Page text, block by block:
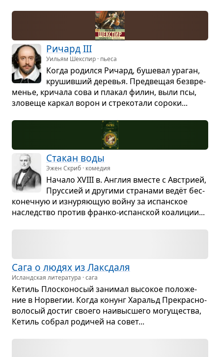
Ричард III
Уильям Шекспир · пьеса
Когда родился Ричард, буше­вал ура­ган,
кру­шив­ший дере­вья. Пред­ве­щая без­вре­
ме­нье, кри­чала сова и пла­кал филин, выли псы,
зло­веще кар­кал ворон и стре­ко­тали сороки...
Ста­кан воды
Эжен Скриб · комедия
Начало XVIII в. Англия вме­сте с Австрией,
Прус­сией и дру­гими стра­нами ведёт бес­
ко­неч­ную и изну­ря­ю­щую войну за испан­ское
наслед­ство про­тив франко-испан­ской коа­ли­ции...
Сага о людях из Лак­с­даля
Исландская литература · сага
Кетиль Плос­ко­но­сый зани­мал высо­кое поло­же­
ние в Нор­ве­гии. Когда конунг Харальд Пре­крас­но­
во­ло­сый достиг сво­его наи­выс­шего могу­ще­ства,
Кетиль собрал роди­чей на совет...